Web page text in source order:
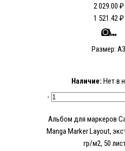
2 029.00 ₽
1 521.42 ₽
Размер: А3
Наличие: Нет в
-
Альбом для маркеров
Manga Marker Layout,
гр/м2, 50